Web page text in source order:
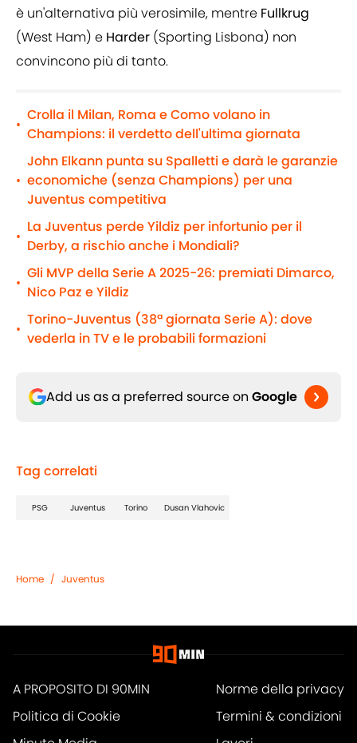
è un'alternativa più verosimile, mentre Fullkrug
(West Ham) e Harder (Sporting Lisbona) non
convincono più di tanto.
•
Crolla il Milan, Roma e Como volano in
Champions: il verdetto dell'ultima giornata
•
John Elkann punta su Spalletti e darà le garanzie
economiche (senza Champions) per una
Juventus competitiva
•
La Juventus perde Yildiz per infortunio per il
Derby, a rischio anche i Mondiali?
•
Gli MVP della Serie A 2025-26: premiati Dimarco,
Nico Paz e Yildiz
•
Torino-Juventus (38ª giornata Serie A): dove
vederla in TV e le probabili formazioni
Add us as a preferred source on Google
Tag correlati
PSG Juventus Torino Dusan Vlahovic
Home / Juventus
A PROPOSITO DI 90MIN
Norme della privacy
Politica di Cookie
Termini & condizioni